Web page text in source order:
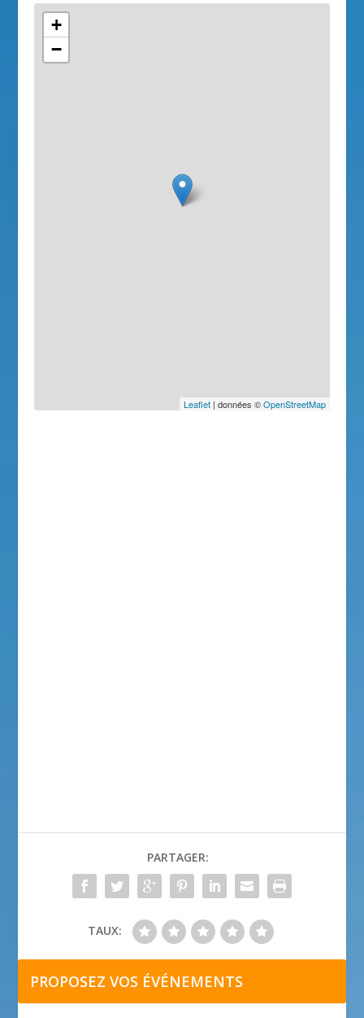
+
−
Leaflet| données ©OpenStreetMap
PARTAGER:
TAUX:
PROPOSEZ VOS ÉVÉNEMENTS